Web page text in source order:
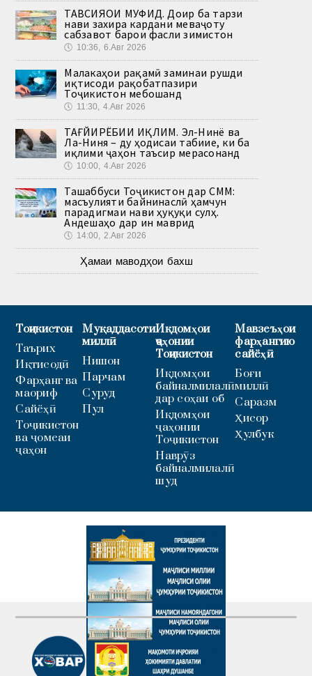
ТАВСИЯҲОИ МУФИД. Доир ба тарзи
нави захира кардани меваҷоту
сабзавот барои фасли зимистон
🕔 10:36, 6.Авг 2026
Малакаҳои рақамӣ заминаи рушди
иқтисоди рақобатпазири
Тоҷикистон мебошанд
🕔 11:30, 4.Авг 2026
ТАҒЙИРЁБИИ ИҚЛИМ. Эл-Нинё ва
Ла-Ниня – ду ҳодисаи табиие, ки ба
иқлими ҷаҳон таъсир мерасонанд
🕔 10:00, 4.Авг 2026
Ташаббуси Тоҷикистон дар СММ:
масъулияти байнинаслӣ ҳамчун
парадигмаи нави ҳуқуқи сулҳ.
Андешаҳо дар ин маврид
🕔 14:00, 2.Авг 2026
Ҳамаи маводҳои бахш
Тоҷикистон
Таърих
Иқтисодӣ
Фарҳанг ва
маориф
Сайёҳӣ
Тоҷикистон
ва ҷомеаи
ҷаҳон
Муқаддасоти
миллӣ
Нишон
Парчам
Суруд
Пул
Иқдомҳои
ҷаҳонии
Тоҷикистон
Иқдомҳои
байналмилалӣ
дар соҳаи об
Иқдомҳои
ҷаҳонии
Тоҷикистон
Наврӯз
байналмилалӣ
шуд
Мавзеъҳои
фарҳангию
сайёҳӣ
Боғи
миллӣ
Саразм
Ҳисор
Ҳулбук